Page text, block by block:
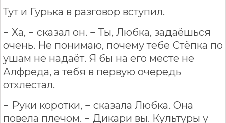
Тут и Гурька в разговор вступил.
− Ха, − сказал он. − Ты, Любка, задаёшься
очень. Не понимаю, почему тебе Стёпка по
ушам не надаёт. Я бы на его месте не
Алфреда, а тебя в первую очередь
отхлестал.
− Руки коротки, − сказала Любка. Она
повела плечом. − Дикари вы. Культуры у